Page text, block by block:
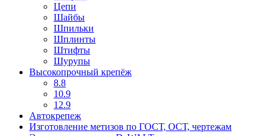
Цепи
Шайбы
Шпильки
Шплинты
Штифты
Шурупы
Высокопрочный крепёж
8.8
10.9
12.9
Автокрепеж
Изготовление метизов по ГОСТ, ОСТ, чертежам